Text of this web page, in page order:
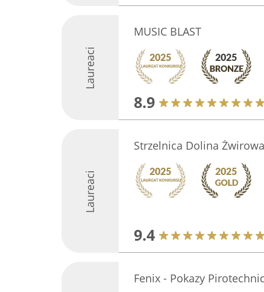
Laureaci
MUSIC BLAST
8.9
Laureaci
Strzelnica Dolina Żwirowa
9.4
Fenix - Pokazy